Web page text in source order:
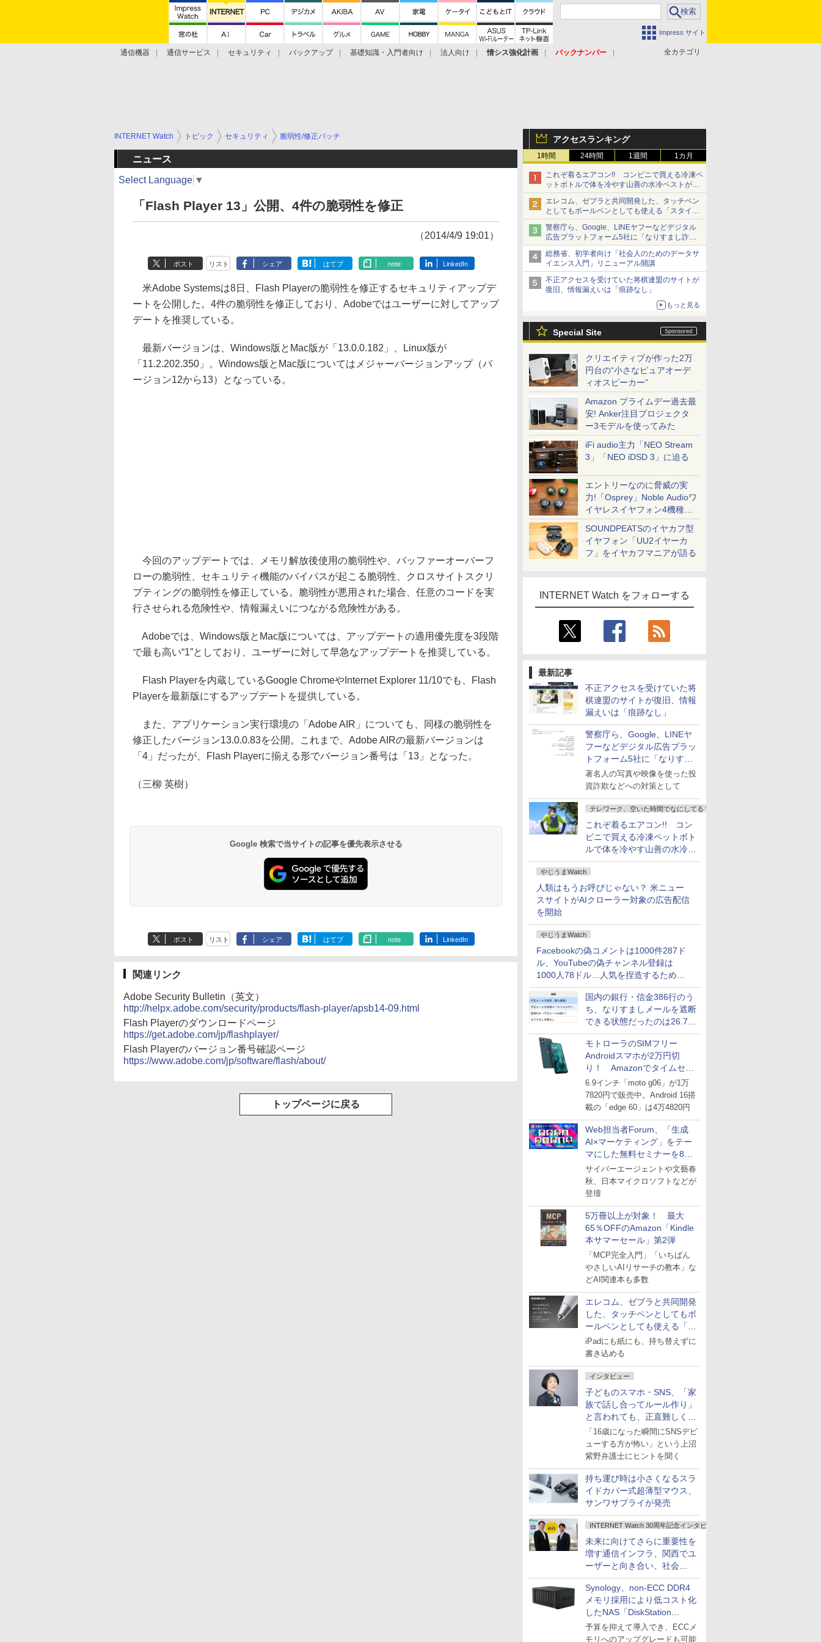
Impress サイト
全カテゴリ
通信機器 通信サービス セキュリティ バックアップ 基礎知識・入門者向け 法人向け 情シス強化計画
バックナンバー
アクセスランキング
1時間 24時間 1週間 1カ月
これぞ着るエアコン!! コンビニで買える冷凍ペ
ットボトルで体を冷やす山善の水冷ベストがロ
ードバイクにちょうどいい【ぼっち・ざ・ろー
ど！その14】【空いた時間でなにしてる？】
エレコム、ゼブラと共同開発した、タッチペン
としてもボールペンとしても使える「スタイラ
スツーウェイ」発売 iPadにも紙にも、持ち替
えずに書き込める
警察庁ら、Google、LINEヤフーなどデジタル
広告プラットフォーム5社に「なりすまし詐欺
広告」対策強化を要請 著名人の写真や映像を
使った投資詐欺などへの対策として
総務省、初学者向け「社会人のためのデータサ
イエンス入門」リニューアル開講
不正アクセスを受けていた将棋連盟のサイトが
復旧、情報漏えいは「痕跡なし」
もっと見る
Special Site
クリエイティブが作った2万
円台の“小さなピュアオーデ
ィオスピーカー”
Amazon プライムデー過去最
安! Anker注目プロジェクタ
ー3モデルを使ってみた
iFi audio主力「NEO Stream
3」「NEO iDSD 3」に迫る
エントリーなのに脅威の実
力!「Osprey」Noble Audioワ
イヤレスイヤフォン4機種を
一気に聴く
SOUNDPEATSのイヤカフ型
イヤフォン「UU2イヤーカ
フ」をイヤカフマニアが語る
INTERNET Watch をフォローする
最新記事
不正アクセスを受けていた将
棋連盟のサイトが復旧、情報
漏えいは「痕跡なし」
警察庁ら、Google、LINEヤ
フーなどデジタル広告プラッ
トフォーム5社に「なりすま
し詐欺広告」対策強化を要請
著名人の写真や映像を使った投
資詐欺などへの対策として
テレワーク、空いた時間でなにしてる？
これぞ着るエアコン!! コン
ビニで買える冷凍ペットボト
ルで体を冷やす山善の水冷ベ
ストがロードバイクにちょう
どいい【ぼっち・ざ・ろー
ど！その14】
やじうまWatch
人類はもうお呼びじゃない？ 米ニュー
スサイトがAIクローラー対象の広告配信
を開始
やじうまWatch
Facebookの偽コメントは1000件287ド
ル、YouTubeの偽チャンネル登録は
1000人78ドル…人気を捏造するための
価格リストが公開中
国内の銀行・信金386行のう
ち、なりすましメールを遮断
できる状態だったのは26.7％
にとどまる～GMOブランド
セキュリティ調査
モトローラのSIMフリー
Androidスマホが2万円切
り！ Amazonでタイムセー
ル
6.9インチ「moto g06」が1万
7820円で販売中。Android 16搭
載の「edge 60」は4万4820円
Web担当者Forum、「生成
AI×マーケティング」をテー
マにした無料セミナーを8月
27日にオンライン開催
サイバーエージェントや文藝春
秋、日本マイクロソフトなどが
登壇
5万冊以上が対象！ 最大
65％OFFのAmazon「Kindle
本サマーセール」第2弾
「MCP完全入門」「いちばん
やさしいAIリサーチの教本」な
どAI関連本も多数
エレコム、ゼブラと共同開発
した、タッチペンとしてもボ
ールペンとしても使える「ス
タイラスツーウェイ」発売
iPadにも紙にも、持ち替えずに
書き込める
インタビュー
子どものスマホ・SNS、「家
族で話し合ってルール作り」
と言われても、正直難しくな
いですか？
「16歳になった瞬間にSNSデビ
ューする方が怖い」という上沼
紫野弁護士にヒントを聞く
持ち運び時は小さくなるスラ
イドカバー式超薄型マウス、
サンワサプライが発売
INTERNET Watch 30周年記念インタビュー
未来に向けてさらに重要性を
増す通信インフラ、関西でユ
ーザーと向き合い、社会
の“あたらしい”を起動し続け
る～オプテージ
Synology、non-ECC DDR4
メモリ採用により低コスト化
したNAS「DiskStation
neo+」シリーズ
予算を抑えて導入でき、ECCメ
モリへのアップグレードも可能
INTERNET Watch トピック セキュリティ 脆弱性/修正パッチ
ニュース
Select Language ▼
「Flash Player 13」公開、4件の脆弱性を修正
（2014/4/9 19:01）
ポスト リスト シェア はてブ note LinkedIn
米Adobe Systemsは8日、Flash Playerの脆弱性を修正するセキュリティアップデ
ートを公開した。4件の脆弱性を修正しており、Adobeではユーザーに対してアップ
デートを推奨している。
最新バージョンは、Windows版とMac版が「13.0.0.182」、Linux版が
「11.2.202.350」。Windows版とMac版についてはメジャーバージョンアップ（バ
ージョン12から13）となっている。
今回のアップデートでは、メモリ解放後使用の脆弱性や、バッファーオーバーフ
ローの脆弱性、セキュリティ機能のバイパスが起こる脆弱性、クロスサイトスクリ
プティングの脆弱性を修正している。脆弱性が悪用された場合、任意のコードを実
行させられる危険性や、情報漏えいにつながる危険性がある。
Adobeでは、Windows版とMac版については、アップデートの適用優先度を3段階
で最も高い“1”としており、ユーザーに対して早急なアップデートを推奨している。
Flash Playerを内蔵しているGoogle ChromeやInternet Explorer 11/10でも、Flash
Playerを最新版にするアップデートを提供している。
また、アプリケーション実行環境の「Adobe AIR」についても、同様の脆弱性を
修正したバージョン13.0.0.83を公開。これまで、Adobe AIRの最新バージョンは
「4」だったが、Flash Playerに揃える形でバージョン番号は「13」となった。
（三柳 英樹）
Google 検索で当サイトの記事を優先表示させる
ポスト リスト シェア はてブ note LinkedIn
関連リンク
Adobe Security Bulletin（英文）
http://helpx.adobe.com/security/products/flash-player/apsb14-09.html
Flash Playerのダウンロードページ
https://get.adobe.com/jp/flashplayer/
Flash Playerのバージョン番号確認ページ
https://www.adobe.com/jp/software/flash/about/
トップページに戻る